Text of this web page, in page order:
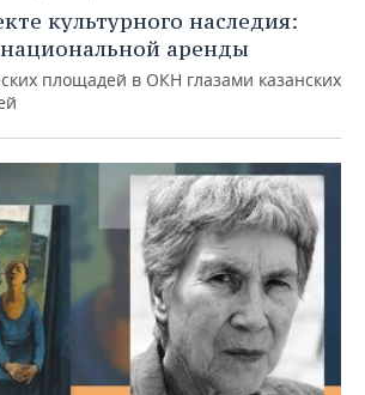
культурного наследия:
аренды
площадей в ОКН глазами казанских